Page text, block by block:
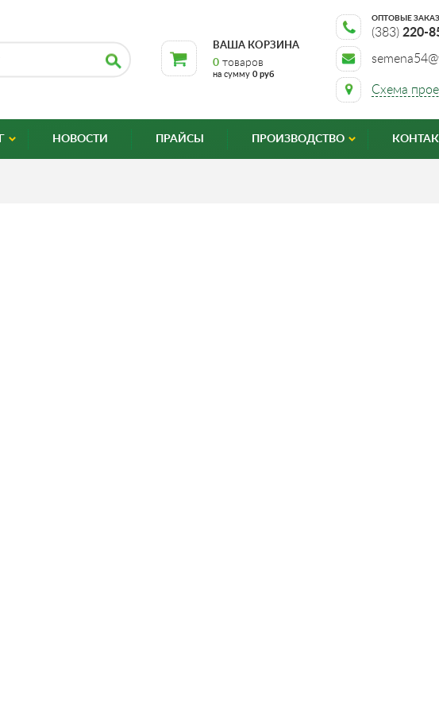
ВАША КОРЗИНА
0 товаров
на сумму 0 руб
Схема
ОПТОВЫЕ
(383) 220-
НОВОСТИ ПРАЙСЫ ПРОИЗВОДСТВО